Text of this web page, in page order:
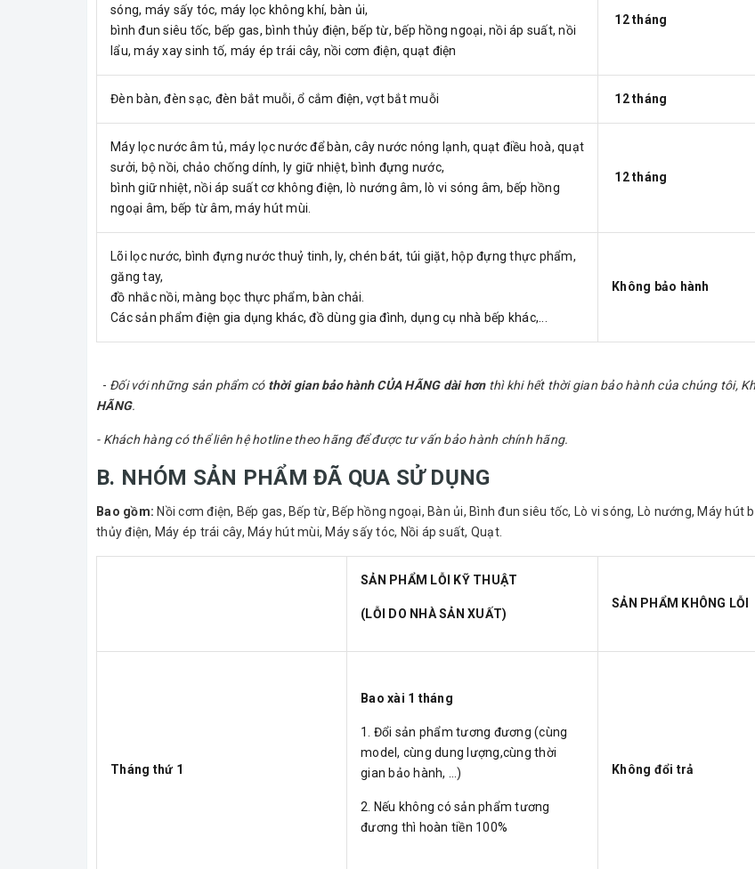
sóng, máy sấy tóc, máy lọc không khí, bàn ủi,
bình đun siêu tốc, bếp gas, bình thủy điện, bếp từ, bếp hồng ngoại, nồi áp suất, nồi
lẩu, máy xay sinh tố, máy ép trái cây, nồi cơm điện, quạt điện
12 tháng
Đèn bàn, đèn sạc, đèn bắt muỗi, ổ cắm điện, vợt bắt muỗi 12 tháng
Máy lọc nước âm tủ, máy lọc nước để bàn, cây nước nóng lạnh, quạt điều hoà, quạt
sưởi, bộ nồi, chảo chống dính, ly giữ nhiệt, bình đựng nước,
bình giữ nhiệt, nồi áp suất cơ không điện, lò nướng âm, lò vi sóng âm, bếp hồng
ngoại âm, bếp từ âm, máy hút mùi.
12 tháng
Lõi lọc nước, bình đựng nước thuỷ tinh, ly, chén bát, túi giặt, hộp đựng thực phẩm,
găng tay,
đồ nhắc nồi, màng bọc thực phẩm, bàn chải.
Các sản phẩm điện gia dụng khác, đồ dùng gia đình, dụng cụ nhà bếp khác,...
Không bảo hành
- Đối với những sản phẩm có thời gian bảo hành CỦA HÃNG dài hơn thì khi hết thời gian bảo hành của chúng tôi,
HÃNG.
- Khách hàng có thể liên hệ hotline theo hãng để được tư vấn bảo hành chính hãng.​
B. NHÓM SẢN PHẨM ĐÃ QUA SỬ DỤNG
Bao gồm: Nồi cơm điện, Bếp gas, Bếp từ, Bếp hồng ngoại, Bàn ủi, Bình đun siêu tốc, Lò vi sóng, Lò nướng, Máy
thủy điện, Máy ép trái cây, Máy hút mùi, Máy sấy tóc, Nồi áp suất, Quạt.
SẢN PHẨM LỖI KỸ THUẬT
(LỖI DO NHÀ SẢN XUẤT)
SẢN PHẨM KHÔNG LỖI
Tháng thứ 1
Bao xài 1 tháng
1. Đổi sản phẩm tương đương (cùng
model, cùng dung lượng,cùng thời
gian bảo hành, …)
2. Nếu không có sản phẩm tương
đương thì hoàn tiền 100%
Không đổi trả